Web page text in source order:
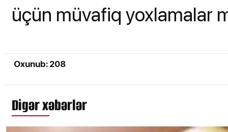
üçün müvafiq yoxlamalar
Oxunub: 208
Digər xəbərlər